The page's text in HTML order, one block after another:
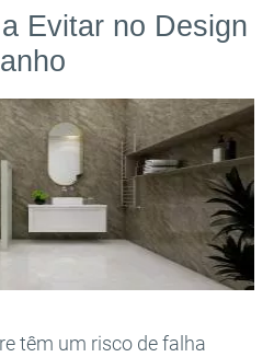
obter ajuda
ou
OK
se registrar
um link de confirmação em
de senha foi enviado para
e-mail.
OK
Evitar no Design
têm um risco de falha